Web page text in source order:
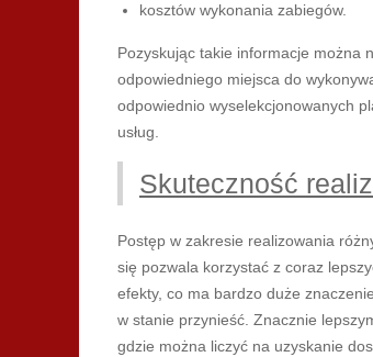
kosztów wykonania zabiegów.
Pozyskując takie informacje można
odpowiedniego miejsca do
odpowiednio wyselekcjonowanych
usług.
Skuteczność
Postęp w zakresie realizowania
się pozwala korzystać z coraz
efekty, co ma bardzo duże
w stanie przynieść. Znacznie
gdzie można liczyć na uzyskanie